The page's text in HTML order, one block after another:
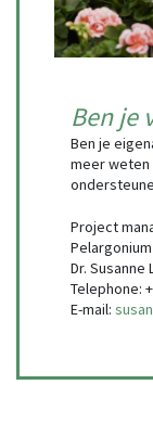
Ben je
Ben je
meer weten
Project
Dr. Susanne
Telephone:
E-mail: